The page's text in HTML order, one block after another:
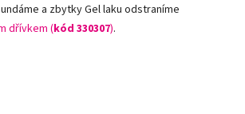
a zbytky Gel laku odstraníme
dřívkem (kód 330307).